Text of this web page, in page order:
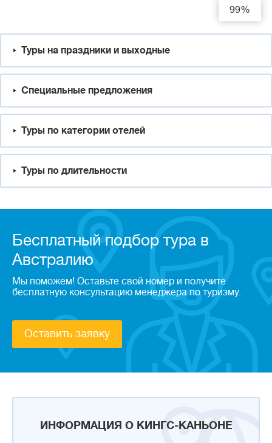
ИНФОРМАЦИЯ О КИНГС-КАНЬОНЕ
99%
Туры на праздники и выходные
Специальные предложения
Туры по категории отелей
Туры по длительности
Бесплатный подбор тура в
Австралию
Мы поможем! Оставьте свой номер и получите
бесплатную консультацию менеджера по туризму.
Оставить заявку